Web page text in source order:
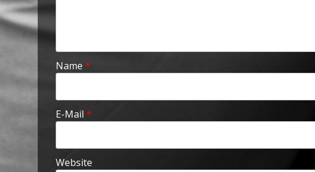
Name *
E-Mail *
Website